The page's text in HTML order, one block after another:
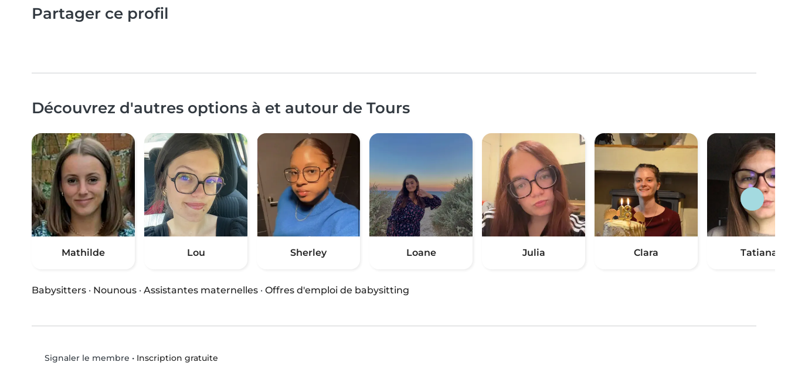
Partager ce profil
Découvrez d'autres options à et autour de Tours
Mathilde Lou Sherley Loane Julia Clara Tatiana
Babysitters · Nounous · Assistantes maternelles · Offres d'emploi de babysitting
Signaler le membre • Inscription gratuite